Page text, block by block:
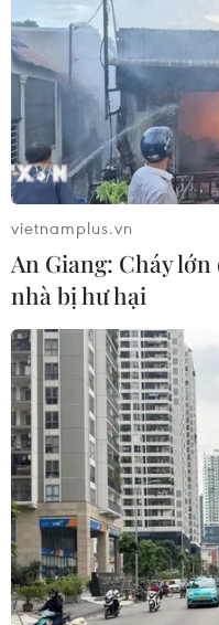
vietnamplus.vn
An Giang: Cháy
nhà bị hư hại